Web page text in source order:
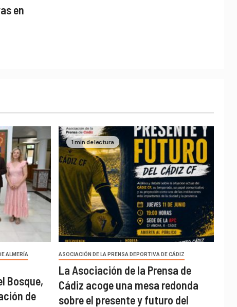
en
ALMERÍA
Bosque,
de
1 min de lectura
ASOCIACIÓN DE LA PRENSA DEPORTIVA DE CÁDIZ
La Asociación de la Prensa de
Cádiz acoge una mesa redonda
sobre el presente y futuro del